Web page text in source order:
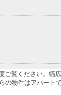
ご覧ください。幅
の物件はアパート